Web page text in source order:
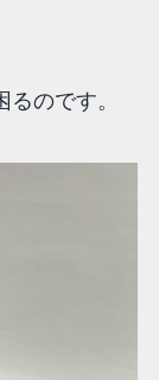
のです。